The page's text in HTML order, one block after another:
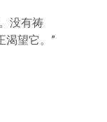
没有祷
渴望它。”